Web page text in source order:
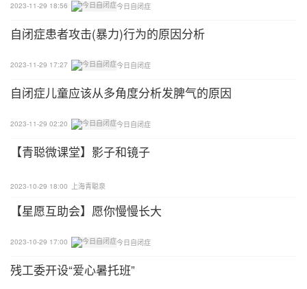
2023-11-29 18:56 今日自闭症
自闭症患者攻击(暴力)行为的原因分析
2023-11-29 17:27 今日自闭症
自闭症儿童应该从多角度分析发脾气的原因
2023-11-29 02:20 今日自闭症
【青聪微课堂】影子和镜子
2023-10-29 18:00 上海青聪泉
【星愿互助会】愿你慢慢长大
2023-10-29 17:00 今日自闭症
残工委开设“爱心暑托班”